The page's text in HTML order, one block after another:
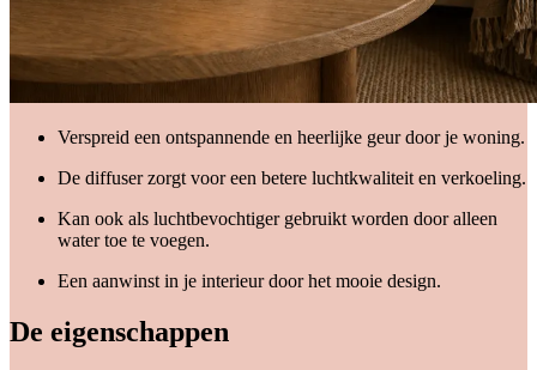
Verspreid een ontspannende en heerlijke geur door je woning.
De diffuser zorgt voor een betere luchtkwaliteit en verkoeling.
Kan ook als luchtbevochtiger gebruikt worden door alleen
water toe te voegen.
Een aanwinst in je interieur door het mooie design.
De eigenschappen